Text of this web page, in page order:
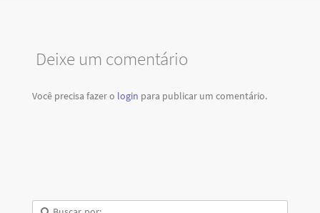
Deixe um comentário
Você precisa fazer o login para publicar um comentário.